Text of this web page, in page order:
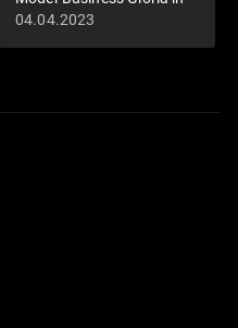
die Magersucht trieben
04.04.2023